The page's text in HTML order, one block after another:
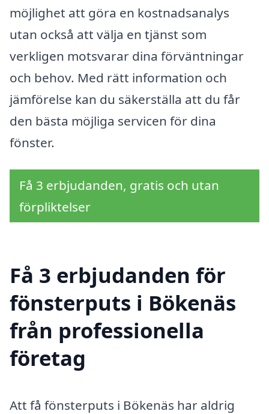
möjlighet att göra en kostnadsanalys
utan också att välja en tjänst som
verkligen motsvarar dina förväntningar
och behov. Med rätt information och
jämförelse kan du säkerställa att du får
den bästa möjliga servicen för dina
fönster.
Få 3 erbjudanden, gratis och utan
förpliktelser
Få 3 erbjudanden för
fönsterputs i Bökenäs
från professionella
företag
Att få fönsterputs i Bökenäs har aldrig